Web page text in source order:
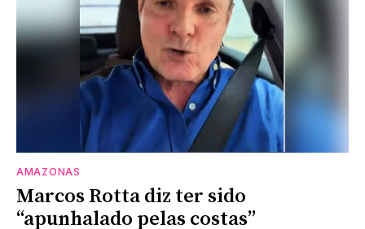
AMAZONAS
Marcos Rotta diz ter sido
“apunhalado pelas costas”